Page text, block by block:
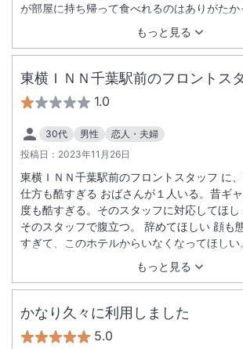
もっと見る
が部屋に持ち帰って食べれるのはありがたか
東横ＩＮＮ千葉駅前のフロントス
1.0
30代 男性
恋人・夫婦
投稿日： 2023年11月26日
もっと見る
東横ＩＮＮ千葉駅前のフロントスタッフ に
仕方も酷すぎる おばさんが１人いる。昔ギ
度も酷すぎる。そのスタッフに対応してほ
そのスタッフで腹立つ。 辞めてほしい 顔も
すぎて、このホテルからいなくなってほしい
ーフみたいな女性は、誰から見ても高感度だ
かなり久々に利用しました
5.0